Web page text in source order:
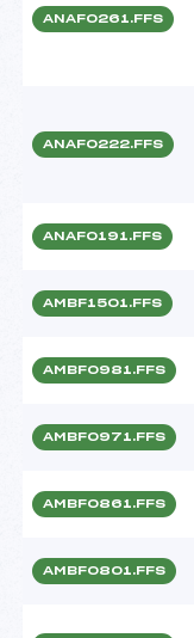
ANAF0261.FFS
ANAF0222.FFS
ANAF0191.FFS
AMBF1501.FFS
AMBF0981.FFS
AMBF0971.FFS
AMBF0861.FFS
AMBF0801.FFS